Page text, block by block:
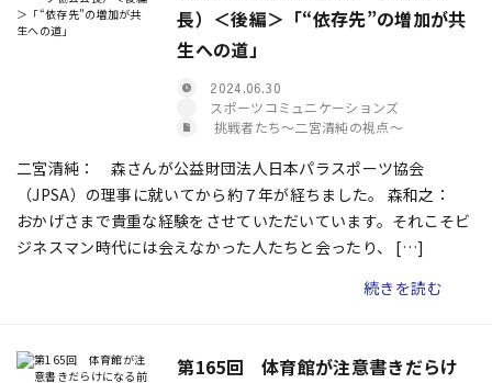
長）＜後編＞「“依存先”の増加が共
生への道」
2024.06.30
スポーツコミュニケーションズ
挑戦者たち〜二宮清純の視点〜
二宮清純： 森さんが公益財団法人日本パラスポーツ協会
（JPSA）の理事に就いてから約７年が経ちました。 森和之：
おかげさまで貴重な経験をさせていただいています。それこそビ
ジネスマン時代には会えなかった人たちと会ったり、 […]
続きを読む
第165回 体育館が注意書きだらけ